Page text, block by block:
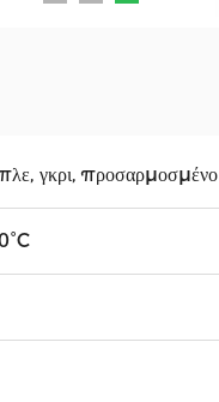
γκρι, προσαρμοσμένο